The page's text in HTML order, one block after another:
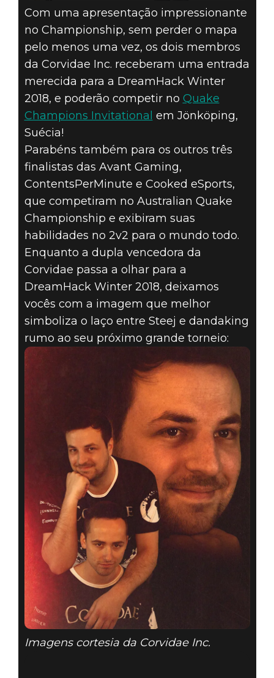
2018
Com uma apresentação impressionante
no Championship, sem perder o mapa
pelo menos uma vez, os dois membros
da Corvidae Inc. receberam uma entrada
merecida para a DreamHack Winter
2018, e poderão competir no Quake
Champions Invitational em Jönköping,
Suécia!
Parabéns também para os outros três
finalistas das Avant Gaming,
ContentsPerMinute e Cooked eSports,
que competiram no Australian Quake
Championship e exibiram suas
habilidades no 2v2 para o mundo todo.
Enquanto a dupla vencedora da
Corvidae passa a olhar para a
DreamHack Winter 2018, deixamos
vocês com a imagem que melhor
simboliza o laço entre Steej e dandaking
rumo ao seu próximo grande torneio:
Imagens cortesia da Corvidae Inc.